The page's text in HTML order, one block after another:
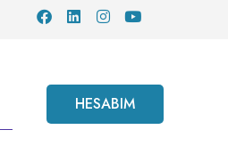
HESABIM